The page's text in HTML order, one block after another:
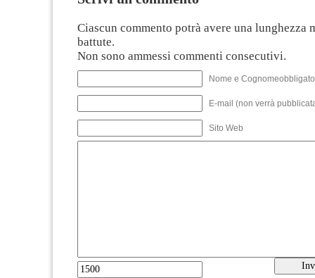
Ciascun commento potrà avere una lunghezza
battute.
Non sono ammessi commenti consecutivi.
Nome e
E-mail (non verrà
Sito Web